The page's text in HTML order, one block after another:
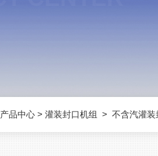
产品中心 > 灌装封口机组 > 不含汽灌装